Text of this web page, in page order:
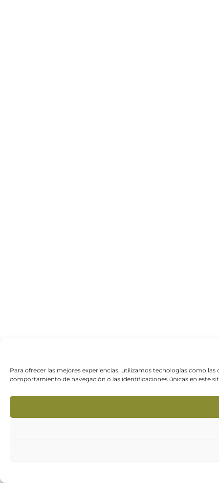
Para ofrecer las mejores experiencias, utilizamos tecnologías como
comportamiento de navegación o las identificaciones únicas en este